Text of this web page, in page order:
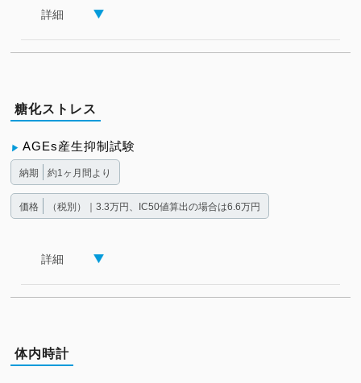
詳細
糖化ストレス
AGEs産生抑制試験
納期 約1ヶ月間より
価格 （税別）｜3.3万円、IC50値算出の場合は6.6万円
詳細
体内時計